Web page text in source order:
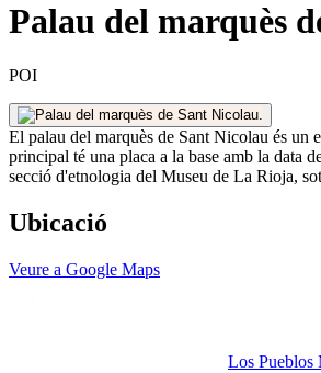
Palau del marquès
POI
El palau del marquès de Sant Nicolau és
principal té una placa a la base amb la data
secció d'etnologia del Museu de La Rioja,
Ubicació
Veure a Google Maps
Los Pueblos